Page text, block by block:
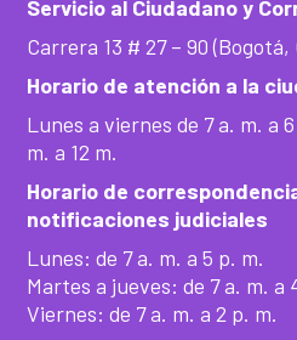
Servicio al Ciudadano y
Carrera 13 # 27 – 90 (Bogotá,
Horario de atención a la
Lunes a viernes de 7 a. m. a
m. a 12 m.
Horario de
notificaciones judiciales
Lunes: de 7 a. m. a 5 p. m.
Martes a jueves: de 7 a. m. a
Viernes: de 7 a. m. a 2 p. m.